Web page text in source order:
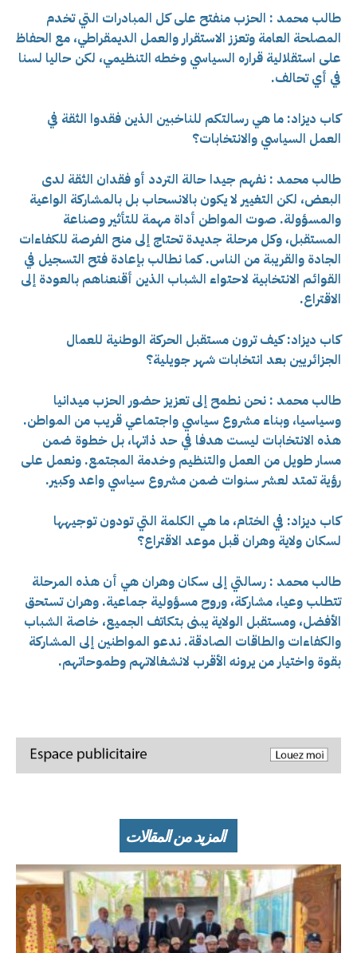
طالب محمد : الحزب منفتح على كل المبادرات التي تخدم
المصلحة العامة وتعزز الاستقرار والعمل الديمقراطي، مع الحفاظ
على استقلالية قراره السياسي وخطه التنظيمي، لكن حاليا لسنا
في أي تحالف.
كاب ديزاد: ما هي رسالتكم للناخبين الذين فقدوا الثقة في
العمل السياسي والانتخابات؟
طالب محمد : نفهم جيدا حالة التردد أو فقدان الثقة لدى
البعض، لكن التغيير لا يكون بالانسحاب بل بالمشاركة الواعية
والمسؤولة. صوت المواطن أداة مهمة للتأثير وصناعة
المستقبل، وكل مرحلة جديدة تحتاج إلى منح الفرصة للكفاءات
الجادة والقريبة من الناس. كما نطالب بإعادة فتح التسجيل في
القوائم الانتخابية لاحتواء الشباب الذين أقنعناهم بالعودة إلى
الاقتراع.
كاب ديزاد: كيف ترون مستقبل الحركة الوطنية للعمال
الجزائريين بعد انتخابات شهر جويلية؟
طالب محمد : نحن نطمح إلى تعزيز حضور الحزب ميدانيا
وسياسيا، وبناء مشروع سياسي واجتماعي قريب من المواطن.
هذه الانتخابات ليست هدفا في حد ذاتها، بل خطوة ضمن
مسار طويل من العمل والتنظيم وخدمة المجتمع. ونعمل على
رؤية تمتد لعشر سنوات ضمن مشروع سياسي واعد وكبير.
كاب ديزاد: في الختام، ما هي الكلمة التي تودون توجيهها
لسكان ولاية وهران قبل موعد الاقتراع؟
طالب محمد : رسالتي إلى سكان وهران هي أن هذه المرحلة
تتطلب وعيا، مشاركة، وروح مسؤولية جماعية. وهران تستحق
الأفضل، ومستقبل الولاية يبنى بتكاتف الجميع، خاصة الشباب
والكفاءات والطاقات الصادقة. ندعو المواطنين إلى المشاركة
بقوة واختيار من يرونه الأقرب لانشغالاتهم وطموحاتهم.
المزيد من المقالات